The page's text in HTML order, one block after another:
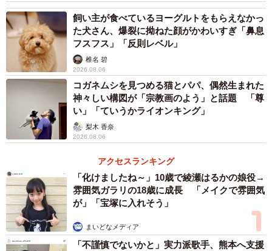
4/5
内ラベルは柔道の白帯を表現したそうです（提供画像）
飼い主が食べているヨーグルトをもらえなかっ
た犬さん、爆裂に拗ねた顔がかわいすぎ「鼻息
フスフス」「反則レベル」
椎名 碧
2026.08.06
コガネムシを見つめる猫とパパ、偶然生まれた
神々しい構図が「宗教画のよう」と話題 「尊
い」「ていうかライオンキング」
梨木 香奈
2026.08.06
アクセスランキング
「化けましたね～」10歳で綾瀬はるかの娘役→
雰囲気ガラリの18歳に成長 「メイクで雰囲気
が」「宝塚に入れそう」
まいどなメディア
「不謹慎でないかと」実力派歌手、熊本へ支援